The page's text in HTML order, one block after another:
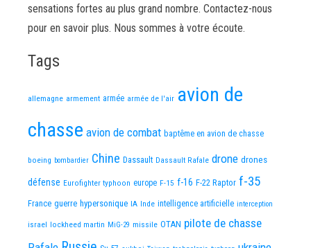
sensations fortes au plus grand nombre. Contactez-nous
pour en savoir plus. Nous sommes à votre écoute.
Tags
allemagne armement armée armée de l'air avion de
chasse avion de combat baptême en avion de chasse
boeing bombardier Chine Dassault Dassault Rafale drone drones
défense Eurofighter typhoon europe F-15 f-16 F-22 Raptor f-35
France guerre hypersonique IA Inde intelligence artificielle interception
israel lockheed martin MiG-29 missile OTAN pilote de chasse